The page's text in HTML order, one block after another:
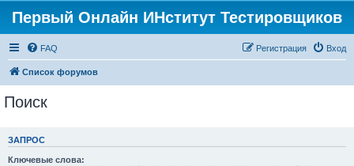
Первый Онлайн ИНститут Тестировщиков
FAQ Вход
Регистрация
Список форумов
Поиск
ЗАПРОС
Ключевые слова: